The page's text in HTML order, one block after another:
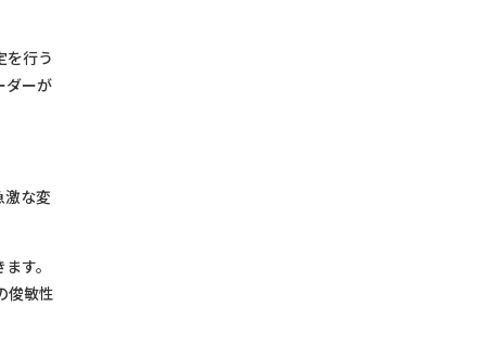
を行う
ダーが
激な変
す。
俊敏性